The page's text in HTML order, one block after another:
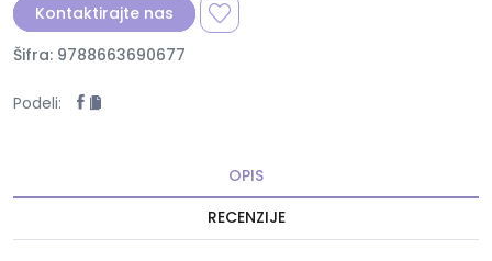
Kontaktirajte nas
Šifra: 9788663690677
Podeli:
OPIS
RECENZIJE